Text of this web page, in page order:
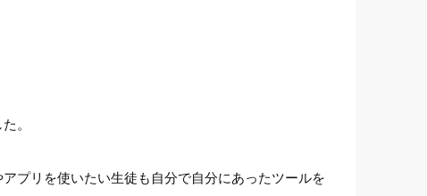
。
プリを使いたい生徒も自分で自分にあったツールを